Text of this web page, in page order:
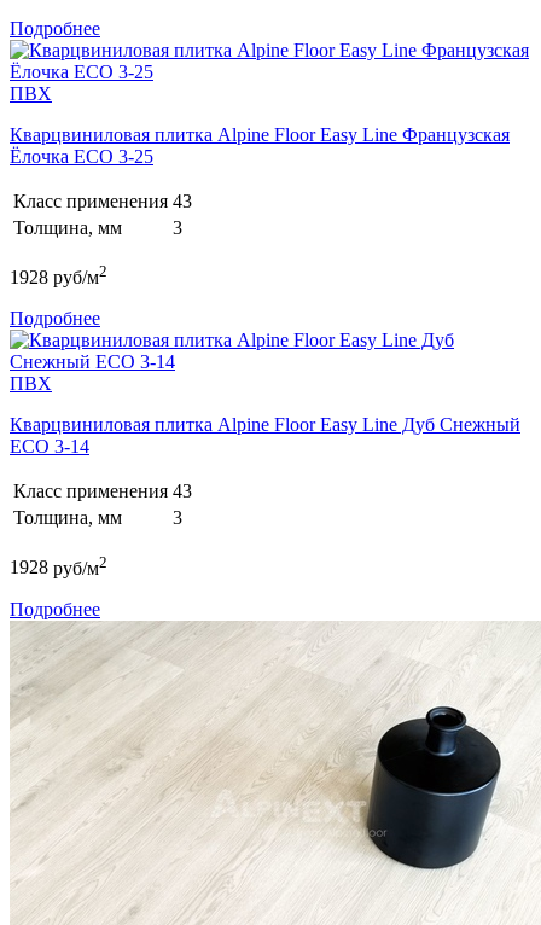
Подробнее
ПВХ
Кварцвиниловая плитка Alpine Floor Easy Line Французская
Ёлочка ECO 3-25
Класс применения 43
Толщина, мм
3
1928 руб/м2
Подробнее
ПВХ
Кварцвиниловая плитка Alpine Floor Easy Line Дуб Снежный
ECO 3-14
Класс применения 43
Толщина, мм
3
1928 руб/м2
Подробнее